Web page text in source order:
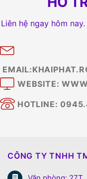
Liên hệ ngay hôm
WEBSITE:
HOTLINE:
CÔNG TY TNHH